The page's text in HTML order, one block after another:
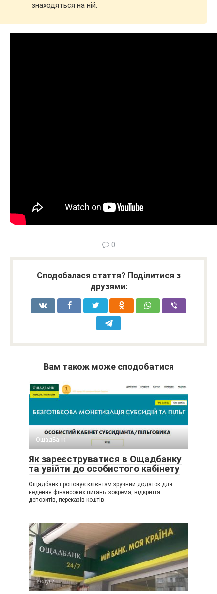
знаходяться на ній.
0
Сподобалася стаття? Поділитися з
друзями:
Вам також може сподобатися
ОщадБанк
Як зареєструватися в Ощадбанку
та увійти до особистого кабінету
Ощадбанк пропонує клієнтам зручний додаток для
ведення фінансових питань: зокрема, відкриття
депозитів, переказів коштів
Услуги